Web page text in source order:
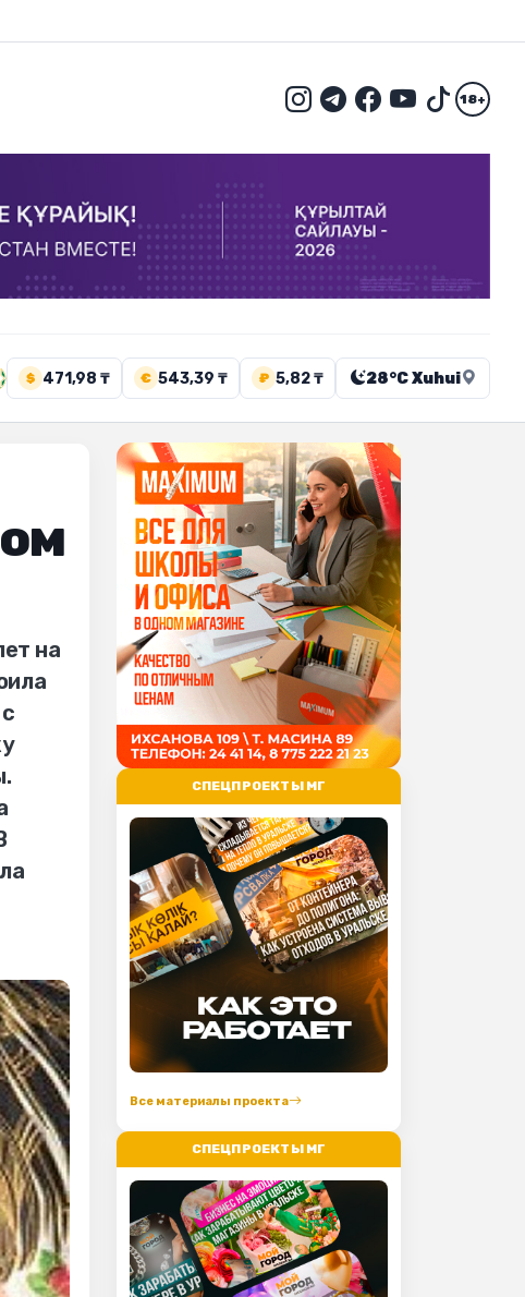
18+
$ 471,98 ₸ € 543,39 ₸ ₽ 5,82 ₸ 28°C Xuhui
на
СПЕЦПРОЕКТЫ МГ
Все материалы проекта
СПЕЦПРОЕКТЫ МГ